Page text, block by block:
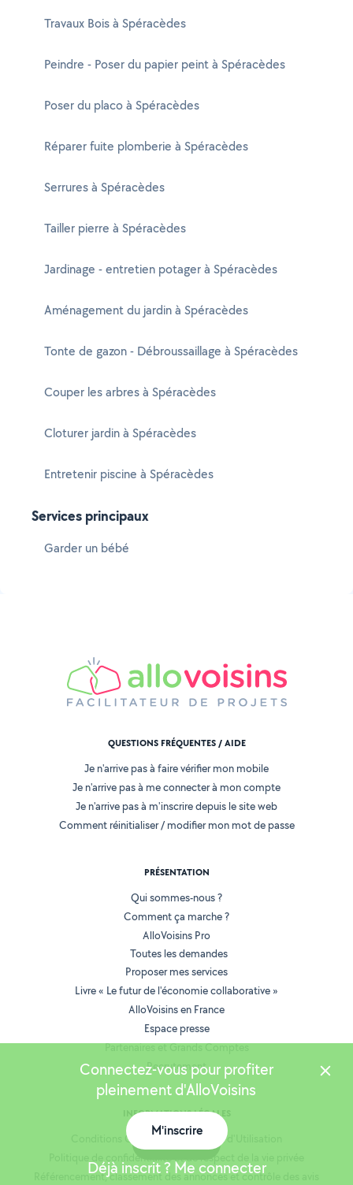
Travaux Bois à Spéracèdes
Peindre - Poser du papier peint à Spéracèdes
Poser du placo à Spéracèdes
Réparer fuite plomberie à Spéracèdes
Serrures à Spéracèdes
Tailler pierre à Spéracèdes
Jardinage - entretien potager à Spéracèdes
Aménagement du jardin à Spéracèdes
Tonte de gazon - Débroussaillage à Spéracèdes
Couper les arbres à Spéracèdes
Cloturer jardin à Spéracèdes
Entretenir piscine à Spéracèdes
Services principaux
Garder un bébé
QUESTIONS FRÉQUENTES / AIDE
Je n'arrive pas à faire vérifier mon mobile
Je n'arrive pas à me connecter à mon compte
Je n'arrive pas à m'inscrire depuis le site web
Comment réinitialiser / modifier mon mot de passe
PRÉSENTATION
Qui sommes-nous ?
Comment ça marche ?
AlloVoisins Pro
Toutes les demandes
Proposer mes services
Livre « Le futur de l'économie collaborative »
AlloVoisins en France
Espace presse
Partenaires et Grands Comptes
Recrutement
INFORMATIONS LÉGALES
Conditions Générales de Vente et d'Utilisation
Référencement, classement des annonces et contrôle des avis
Connectez-vous pour profiter
pleinement d'AlloVoisins
M'inscrire
Déjà inscrit ? Me connecter